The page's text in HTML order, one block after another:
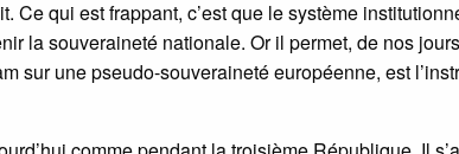
Ce qui est frappant, c’est que le système
la souveraineté nationale. Or il permet, de nos
sur une pseudo-souveraineté européenne, est